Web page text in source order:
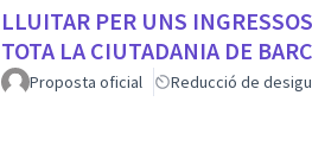
LLUITAR PER UNS
TOTA LA CIUTADANIA DE
Proposta oficial Reducció de